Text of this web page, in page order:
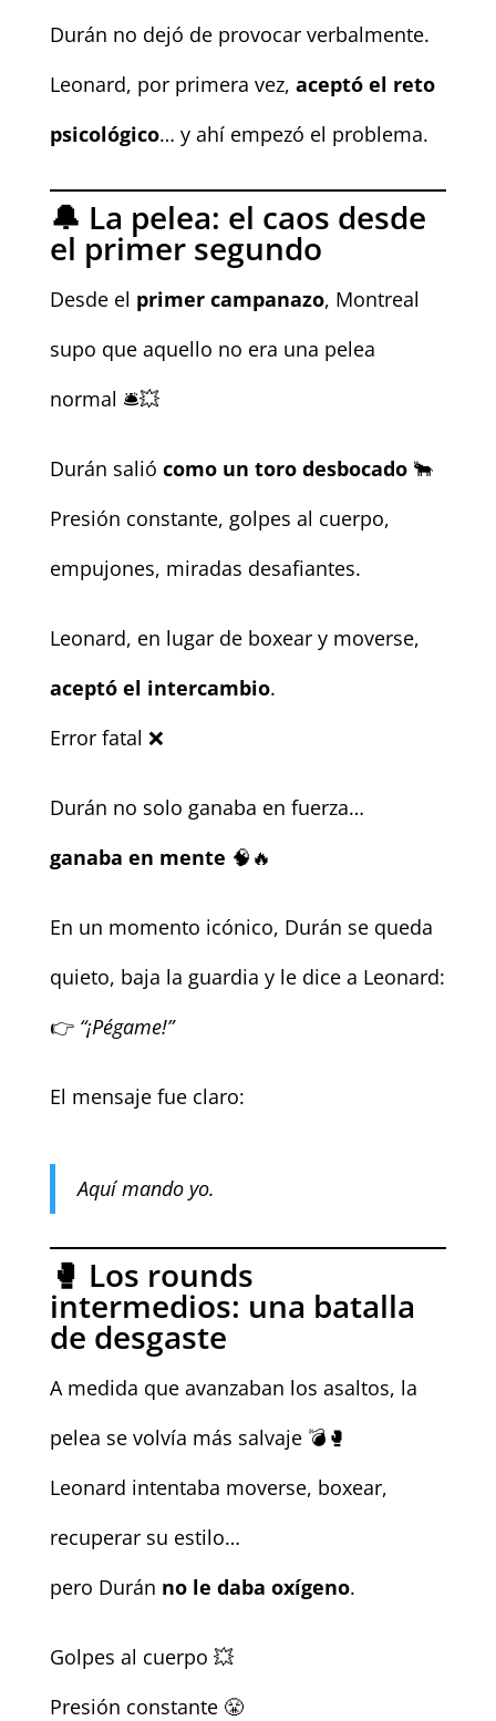
Durán no dejó de provocar verbalmente.
Leonard, por primera vez, aceptó el reto
psicológico… y ahí empezó el problema.
🔔 La pelea: el caos desde
el primer segundo
Desde el primer campanazo, Montreal
supo que aquello no era una pelea
normal 🛎️💥
Durán salió como un toro desbocado🐂
Presión constante, golpes al cuerpo,
empujones, miradas desafiantes.
Leonard, en lugar de boxear y moverse,
aceptó el intercambio.
Error fatal ❌
Durán no solo ganaba en fuerza…
ganaba en mente 🧠🔥
En un momento icónico, Durán se queda
quieto, baja la guardia y le dice a Leonard:
👉 “¡Pégame!”
El mensaje fue claro:
Aquí mando yo.
🥊 Los rounds
intermedios: una batalla
de desgaste
A medida que avanzaban los asaltos, la
pelea se volvía más salvaje 💣🥊
Leonard intentaba moverse, boxear,
recuperar su estilo…
pero Durán no le daba oxígeno.
Golpes al cuerpo 💥
Presión constante 😤